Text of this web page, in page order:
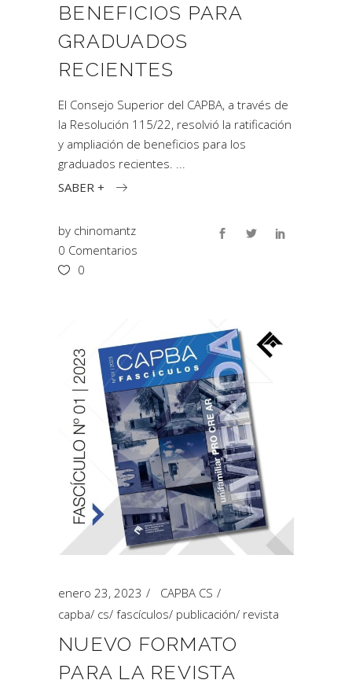
BENEFICIOS PARA
GRADUADOS
RECIENTES
El Consejo Superior del CAPBA, a través de
la Resolución 115/22, resolvió la ratificación
y ampliación de beneficios para los
graduados recientes.
SABER +
by chinomantz
0 Comentarios
0
enero 23, 2023
CAPBA CS
capba/ cs/ fascículos/ publicación/ revista
NUEVO FORMATO
PARA LA REVISTA